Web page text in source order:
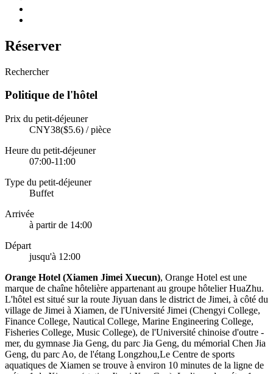
Réserver
Rechercher
Politique de l'hôtel
Prix du petit-déjeuner
CNY38($5.6) / pièce
Heure du petit-déjeuner
07:00-11:00
Type du petit-déjeuner
Buffet
Arrivée
à partir de 14:00
Départ
jusqu'à 12:00
Orange Hotel (Xiamen Jimei Xuecun), Orange Hotel est une
marque de chaîne hôtelière appartenant au groupe hôtelier HuaZhu.
L'hôtel est situé sur la route Jiyuan dans le district de Jimei, à côté du
village de Jimei à Xiamen, de l'Université Jimei (Chengyi College,
Finance College, Nautical College, Marine Engineering College,
Fisheries College, Music College), de l'Université chinoise d'outre -
mer, du gymnase Jia Geng, du parc Jia Geng, du mémorial Chen Jia
Geng, du parc Ao, de l'étang Longzhou,Le Centre de sports
aquatiques de Xiamen se trouve à environ 10 minutes de la ligne de